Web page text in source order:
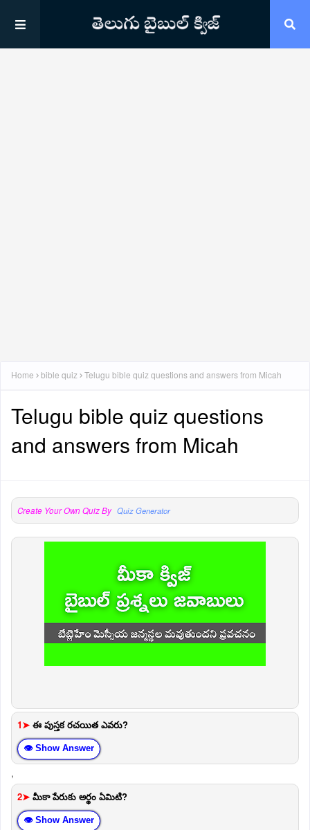
Home bible quiz Telugu bible quiz questions and answers from Micah
Telugu bible quiz questions
and answers from Micah
Create Your Own Quiz By Quiz Generator
1➤ ఈ పుస్తక రచయిత ఎవరు?
👁 Show Answer
,
2➤ మీకా పేరుకు అర్థం ఏమిటి?
👁 Show Answer